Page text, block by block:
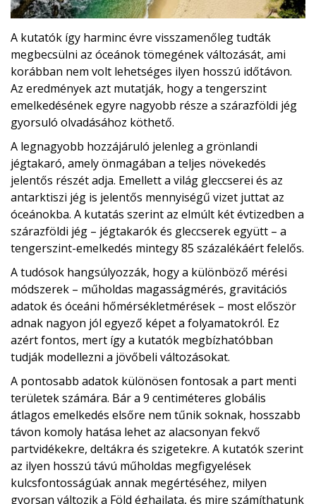
A kutatók így harminc évre visszamenőleg tudták
megbecsülni az óceánok tömegének változását, ami
korábban nem volt lehetséges ilyen hosszú időtávon.
Az eredmények azt mutatják, hogy a tengerszint
emelkedésének egyre nagyobb része a szárazföldi jég
gyorsuló olvadásához köthető.
A legnagyobb hozzájáruló jelenleg a grönlandi
jégtakaró, amely önmagában a teljes növekedés
jelentős részét adja. Emellett a világ gleccserei és az
antarktiszi jég is jelentős mennyiségű vizet juttat az
óceánokba. A kutatás szerint az elmúlt két évtizedben a
szárazföldi jég – jégtakarók és gleccserek együtt – a
tengerszint-emelkedés mintegy 85 százalékáért felelős.
A tudósok hangsúlyozzák, hogy a különböző mérési
módszerek – műholdas magasságmérés, gravitációs
adatok és óceáni hőmérsékletmérések – most először
adnak nagyon jól egyező képet a folyamatokról. Ez
azért fontos, mert így a kutatók megbízhatóbban
tudják modellezni a jövőbeli változásokat.
A pontosabb adatok különösen fontosak a part menti
területek számára. Bár a 9 centiméteres globális
átlagos emelkedés elsőre nem tűnik soknak, hosszabb
távon komoly hatása lehet az alacsonyan fekvő
partvidékekre, deltákra és szigetekre. A kutatók szerint
az ilyen hosszú távú műholdas megfigyelések
kulcsfontosságúak annak megértéséhez, milyen
gyorsan változik a Föld éghajlata, és mire számíthatunk